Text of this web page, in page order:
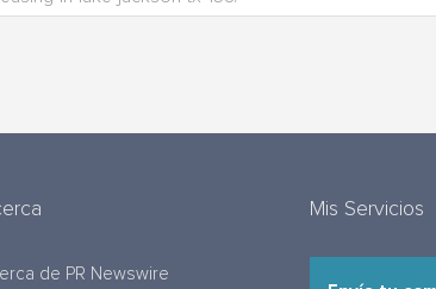
de PR Newswire
Mis Servicios